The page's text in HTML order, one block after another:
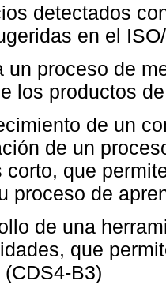
detectados
en el
proceso de
los productos
de un
de un
corto, que
proceso de
de una
que
B3)